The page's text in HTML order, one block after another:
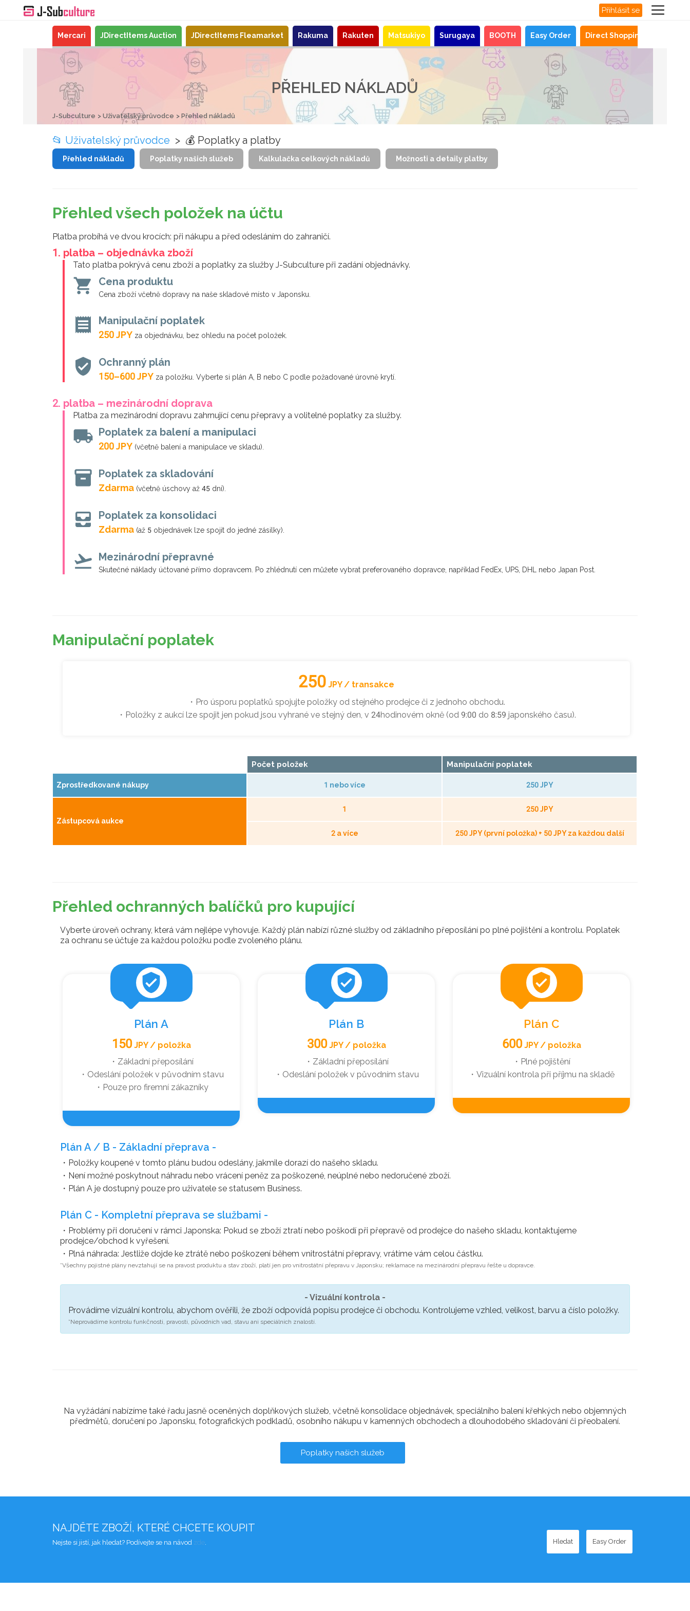
Přihlásit se
Mercari JDirectItems Auction JDirectItems Fleamarket Rakuma Rakuten Matsukiyo Surugaya BOOTH Easy Order Direct Shopping
PŘEHLED NÁKLADŮ
J-Subculture Uživatelský průvodce Přehled nákladů
📂 Uživatelský průvodce > 💰 Poplatky a platby
Přehled nákladů Poplatky našich služeb Kalkulačka celkových nákladů Možnosti a detaily platby
Přehled všech položek na účtu
Platba probíhá ve dvou krocích: při nákupu a před odesláním do zahraničí.
1. platba – objednávka zboží
Tato platba pokrývá cenu zboží a poplatky za služby J-Subculture při zadání objednávky.
shopping_cart Cena produktu
Cena zboží včetně dopravy na naše skladové místo v Japonsku.
receipt Manipulační poplatek
250 JPY za objednávku, bez ohledu na počet položek.
verified_user Ochranný plán
150–600 JPY za položku. Vyberte si plán A, B nebo C podle požadované úrovně krytí.
2. platba – mezinárodní doprava
Platba za mezinárodní dopravu zahrnující cenu přepravy a volitelné poplatky za služby.
local_shipping Poplatek za balení a manipulaci
200 JPY (včetně balení a manipulace ve skladu).
inventory_2 Poplatek za skladování
Zdarma (včetně úschovy až 45 dní).
all_inbox Poplatek za konsolidaci
Zdarma (až 5 objednávek lze spojit do jedné zásilky).
flight_takeoff Mezinárodní přepravné
Skutečné náklady účtované přímo dopravcem. Po zhlédnutí cen můžete vybrat preferovaného dopravce, například FedEx, UPS, DHL nebo Japan Post.
Manipulační poplatek
250 JPY / transakce
・Pro úsporu poplatků spojujte položky od stejného prodejce či z jednoho obchodu.
・Položky z aukcí lze spojit jen pokud jsou vyhrané ve stejný den, v 24hodinovém okně (od 9:00 do 8:59 japonského času).
Počet položek Manipulační poplatek
Zprostředkované nákupy 1 nebo více 250 JPY
Zástupcová aukce
1 250 JPY
2 a více 250 JPY (první položka) + 50 JPY za každou další
Přehled ochranných balíčků pro kupující
Vyberte úroveň ochrany, která vám nejlépe vyhovuje. Každý plán nabízí různé služby od základního přeposílání po plné pojištění a kontrolu. Poplatek
za ochranu se účtuje za každou položku podle zvoleného plánu.
verified_user
Plán A
150JPY / položka
・Základní přeposílání
・Odeslání položek v původním stavu
・Pouze pro firemní zákazníky
verified_user
Plán B
300JPY / položka
・Základní přeposílání
・Odeslání položek v původním stavu
verified_user
Plán C
600JPY / položka
・Plné pojištění
・Vizuální kontrola při příjmu na skladě
Plán A / B - Základní přeprava -
・Položky koupené v tomto plánu budou odeslány, jakmile dorazí do našeho skladu.
・Není možné poskytnout náhradu nebo vrácení peněz za poškozené, neúplné nebo nedoručené zboží.
・Plán A je dostupný pouze pro uživatele se statusem Business.
Plán C - Kompletní přeprava se službami -
・Problémy při doručení v rámci Japonska: Pokud se zboží ztratí nebo poškodí při přepravě od prodejce do našeho skladu, kontaktujeme
prodejce/obchod k vyřešení.
・Plná náhrada: Jestliže dojde ke ztrátě nebo poškození během vnitrostátní přepravy, vrátíme vám celou částku.
*Všechny pojistné plány nevztahují se na pravost produktu a stav zboží, platí jen pro vnitrostátní přepravu v Japonsku; reklamace na mezinárodní přepravu řešte u dopravce.
- Vizuální kontrola -
Provádíme vizuální kontrolu, abychom ověřili, že zboží odpovídá popisu prodejce či obchodu. Kontrolujeme vzhled, velikost, barvu a číslo položky.
*Neprovádíme kontrolu funkčnosti, pravosti, původních vad, stavu ani speciálních znalostí.
Na vyžádání nabízíme také řadu jasně oceněných doplňkových služeb, včetně konsolidace objednávek, speciálního balení křehkých nebo objemných
předmětů, doručení po Japonsku, fotografických podkladů, osobního nákupu v kamenných obchodech a dlouhodobého skladování či přeobalení.
Poplatky našich služeb
NAJDĚTE ZBOŽÍ, KTERÉ CHCETE KOUPIT
Nejste si jistí, jak hledat? Podívejte se na návod zde. Hledat Easy Order